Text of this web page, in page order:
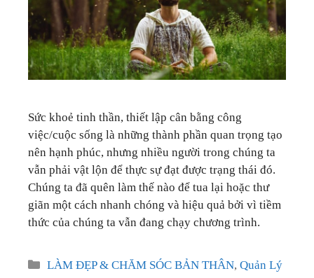
GIÁO DỤC
KỲ NGHỈ & ĐIỂM ĐẾN
QUÀ TẶNG & SỰ KIỆN
LIÊN HỆSức khoẻ tinh thần, thiết lập cân bằng công
việc/cuộc sống là những thành phần quan trọng tạo
nên hạnh phúc, nhưng nhiều người trong chúng ta
vẫn phải vật lộn để thực sự đạt được trạng thái đó.
Chúng ta đã quên làm thế nào để tua lại hoặc thư
giãn một cách nhanh chóng và hiệu quả bởi vì tiềm
thức của chúng ta vẫn đang chạy chương trình.
Categories
LÀM ĐẸP & CHĂM SÓC BẢN THÂN,Quản Lý